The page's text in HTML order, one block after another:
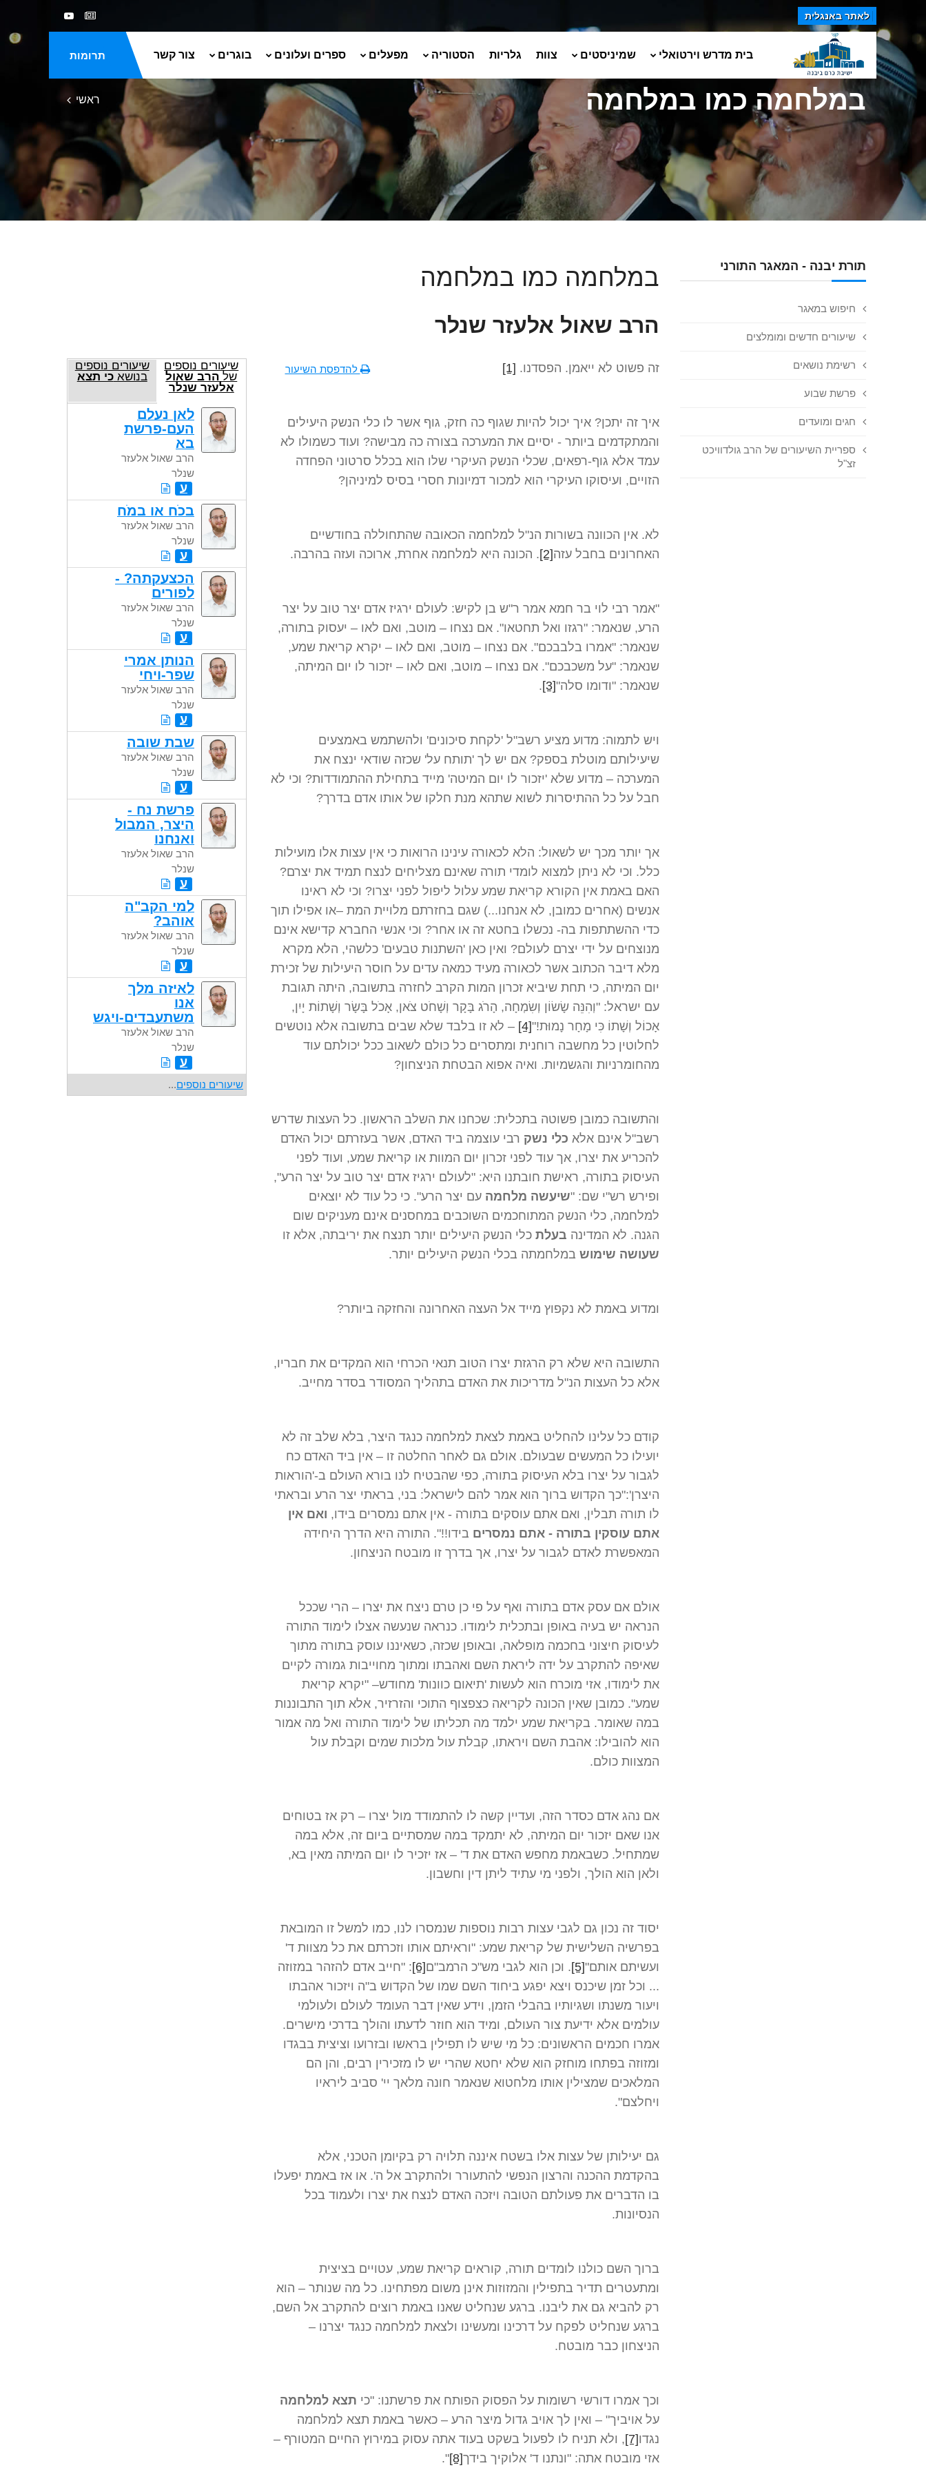
לאתר באנגלית
תרומות בית מדרש וירטואלי שמיניסטים צוות גלריות הסטוריה מפעלים ספרים ועלונים בוגרים צור קשר
במלחמה כמו במלחמה ראשי
תורת יבנה - המאגר התורני
חיפוש במאגר
שיעורים חדשים ומומלצים
רשימת נושאים
פרשת שבוע
חגים ומועדים
ספריית השיעורים של הרב גולדוויכט
זצ"ל
במלחמה כמו במלחמה
הרב שאול אלעזר שנלר
להדפסת השיעור זה פשוט לא ייאמן. הפסדנו. [1]
איך זה יתכן? איך יכול להיות שגוף כה חזק, גוף אשר לו כלי הנשק היעילים
והמתקדמים ביותר - יסיים את המערכה בצורה כה מבישה? ועוד כשמולו לא
עמד אלא גוף-רפאים, שכלי הנשק העיקרי שלו הוא בכלל סרטוני הפחדה
הזויים, ועיסוקו העיקרי הוא למכור דמיונות חסרי בסיס למיניהן?
לא. אין הכוונה בשורות הנ"ל למלחמה הכאובה שהתחוללה בחודשיים
האחרונים בחבל עזה[2]. הכונה היא למלחמה אחרת, ארוכה ועזה בהרבה.
"אמר רבי לוי בר חמא אמר ר"ש בן לקיש: לעולם ירגיז אדם יצר טוב על יצר
הרע, שנאמר: "רגזו ואל תחטאו". אם נצחו – מוטב, ואם לאו – יעסוק בתורה,
שנאמר: "אמרו בלבבכם". אם נצחו – מוטב, ואם לאו – יקרא קריאת שמע,
שנאמר: "על משכבכם". אם נצחו – מוטב, ואם לאו – יזכור לו יום המיתה,
שנאמר: "ודומו סלה"[3]
.
ויש לתמוה: מדוע מציע רשב"ל 'לקחת סיכונים' ולהשתמש באמצעים
שיעילותם מוטלת בספק? אם יש לך 'תותח על' שכזה שודאי ינצח את
המערכה – מדוע שלא 'יזכור לו יום המיטה' מייד בתחילת ההתמודדות? וכי לא
חבל על כל ההתיסרות לשוא שתהא מנת חלקו של אותו אדם בדרך?
אך יותר מכך יש לשאול: הלא לכאורה עינינו הרואות כי אין עצות אלו מועילות
כלל. וכי לא ניתן למצוא לומדי תורה שאינם מצליחים לנצח תמיד את יצרם?
האם באמת אין הקורא קריאת שמע עלול ליפול לפני יצרו? וכי לא ראינו
אנשים (אחרים כמובן, לא אנחנו...) שגם בחזרתם מלויית המת –או אפילו תוך
כדי ההשתתפות בה- נכשלו בחטא זה או אחר? וכי אנשי החברא קדישא אינם
מנוצחים על ידי יצרם לעולם? ואין כאן 'השתנות טבעים' כלשהי, הלא מקרא
מלא דיבר הכתוב אשר לכאורה מעיד כמאה עדים על חוסר היעילות של זכירת
יום המיתה, כי תחת שיביא זכרון המות הקרב לחזרה בתשובה, היתה תגובת
עם ישראל: "וְהִנֵּה שָׂשׂוֹן וְשִׂמְחָה, הָרֹג בָּקָר וְשָׁחֹט צֹאן, אָכֹל בָּשָׂר וְשָׁתוֹת יָיִן,
אָכוֹל וְשָׁתוֹ כִּי מָחָר נָמוּת!"[4] – לא זו בלבד שלא שבים בתשובה אלא נוטשים
לחלוטין כל מחשבה רוחנית ומתסרים כל כולם לשאוב ככל יכולתם עוד
מהחומרניות והגשמיות. ואיה אפוא הבטחת הניצחון?
והתשובה כמובן פשוטה בתכלית: שכחנו את השלב הראשון. כל העצות שדרש
רשב"ל אינם אלא כלי נשק רבי עוצמה ביד האדם, אשר בעזרתם יכול האדם
להכריע את יצרו, אך עוד לפני זכרון יום המוות או קריאת שמע, ועוד לפני
העיסוק בתורה, ראישת חובתנו היא: "לעולם ירגיז אדם יצר טוב על יצר הרע",
ופירש רש"י שם: "שיעשה מלחמה עם יצר הרע". כי כל עוד לא יוצאים
למלחמה, כלי הנשק המתוחכמים השוכבים במחסנים אינם מעניקים שום
הגנה. לא המדינה בעלת כלי הנשק היעילים יותר תנצח את יריבתה, אלא זו
שעושה שימוש במלחמתה בכלי הנשק היעילים יותר.
ומדוע באמת לא נקפוץ מייד אל העצה האחרונה והחזקה ביותר?
התשובה היא שלא רק הרגזת יצרו הטוב תנאי הכרחי הוא המקדים את חבריו,
אלא כל העצות הנ"ל מדריכות את האדם בתהליך המסודר בסדר מחייב.
קודם כל עלינו להחליט באמת לצאת למלחמה כנגד היצר, בלא שלב זה לא
יועילו כל המעשים שבעולם. אולם גם לאחר החלטה זו – אין ביד האדם כח
לגבור על יצרו בלא העיסוק בתורה, כפי שהבטיח לנו בורא העולם ב-'הוראות
היצרן':"כך הקדוש ברוך הוא אמר להם לישראל: בני, בראתי יצר הרע ובראתי
לו תורה תבלין, ואם אתם עוסקים בתורה - אין אתם נמסרים בידו, ואם אין
אתם עוסקין בתורה - אתם נמסרים בידו!!". התורה היא הדרך היחידה
המאפשרת לאדם לגבור על יצרו, אך בדרך זו מובטח הניצחון.
אולם אם עסק אדם בתורה ואף על פי כן טרם ניצח את יצרו – הרי שככל
הנראה יש בעיה באופן ובתכלית לימודו. כנראה שנעשה אצלו לימוד התורה
לעיסוק חיצוני בחכמה מופלאה, ובאופן שכזה, כשאיננו עוסק בתורה מתוך
שאיפה להתקרב על ידה ליראת השם ואהבתו ומתוך מחוייבות גמורה לקיים
את לימודו, אזי מוכרח הוא לעשות 'תיאום כוונות' מחודש– "יקרא קריאת
שמע". כמובן שאין הכונה לקריאה כצפצוף התוכי והזרזיר, אלא תוך התבוננות
במה שאומר. בקריאת שמע ילמד מה תכליתו של לימוד התורה ואל מה אמור
הוא להובילו: אהבת השם ויראתו, קבלת עול מלכות שמים וקבלת עול
המצוות כולם.
אם נהג אדם כסדר הזה, ועדיין קשה לו להתמודד מול יצרו – רק אז בטוחים
אנו שאם יזכור יום המיתה, לא יתמקד במה שמסתיים ביום זה, אלא במה
שמתחיל. כשבאמת מחפש האדם את ד' – אז יזכיר לו יום המיתה מאין בא,
ולאן הוא הולך, ולפני מי עתיד ליתן דין וחשבון.
יסוד זה נכון גם לגבי עצות רבות נוספות שנמסרו לנו, כמו למשל זו המובאת
בפרשיה השלישית של קריאת שמע: "וראיתם אותו וזכרתם את כל מצוות ד'
ועשיתם אותם"[5]. וכן הוא לגבי מש"כ הרמב"ם[6]: "חייב אדם להזהר במזוזה
... וכל זמן שיכנס ויצא יפגע ביחוד השם שמו של הקדוש ב"ה ויזכור אהבתו
ויעור משנתו ושגיותיו בהבלי הזמן, וידע שאין דבר העומד לעולם ולעולמי
עולמים אלא ידיעת צור העולם, ומיד הוא חוזר לדעתו והולך בדרכי מישרים.
אמרו חכמים הראשונים: כל מי שיש לו תפילין בראשו ובזרועו וציצית בבגדו
ומזוזה בפתחו מוחזק הוא שלא יחטא שהרי יש לו מזכירין רבים, והן הם
המלאכים שמצילין אותו מלחטוא שנאמר חונה מלאך יי' סביב ליראיו
ויחלצם".
גם יעילותן של עצות אלו בשטח איננה תלויה רק בקיומן הטכני, אלא
בהקדמת ההכנה והרצון הנפשי להתעורר ולהתקרב אל ה'. או אז באמת יפעלו
בו הדברים את פעולתם הטובה ויזכה האדם לנצח את יצרו ולעמוד בכל
הנסיונות.
ברוך השם כולנו לומדים תורה, קוראים קריאת שמע, עטויים בציצית
ומתעטרים תדיר בתפילין והמזוזות אינן משום מפתחינו. כל מה שנותר – הוא
רק להביא גם את ליבנו. ברגע שנחליט שאנו באמת רוצים להתקרב אל השם,
ברגע שנחליט לפקח על דרכינו ומעשינו ולצאת למלחמה כנגד יצרנו –
הניצחון כבר מובטח.
וכך אמרו דורשי רשומות על הפסוק הפותח את פרשתנו: "כי תצא למלחמה
על אויביך" – ואין לך אויב גדול מיצר הרע – כאשר באמת תצא למלחמה
נגדו[7], ולא תניח לו לפעול בשקט בעוד אתה עסוק במירוץ החיים המטורף –
אזי מובטח אתה: "ונתנו ד' אלוקיך בידך[8]
".
שיעורים נוספים
של הרב שאול
אלעזר שנלר
שיעורים נוספים
בנושאכי תצא
לאן נעלם
העם-פרשת
בא
הרב שאול אלעזר
שנלר
ע
בכֹח או במֹח
הרב שאול אלעזר
שנלר
ע
הכצעקתה? -
לפורים
הרב שאול אלעזר
שנלר
ע
הנותן אמרי
שפר-ויחי
הרב שאול אלעזר
שנלר
ע
שבת שובה
הרב שאול אלעזר
שנלר
ע
פרשת נח -
היצר, המבול
ואנחנו
הרב שאול אלעזר
שנלר
ע
למי הקב"ה
אוהב?
הרב שאול אלעזר
שנלר
ע
לאיזה מלך
אנו
משתעבדים-ויגש
הרב שאול אלעזר
שנלר
ע
שיעורים נוספים...